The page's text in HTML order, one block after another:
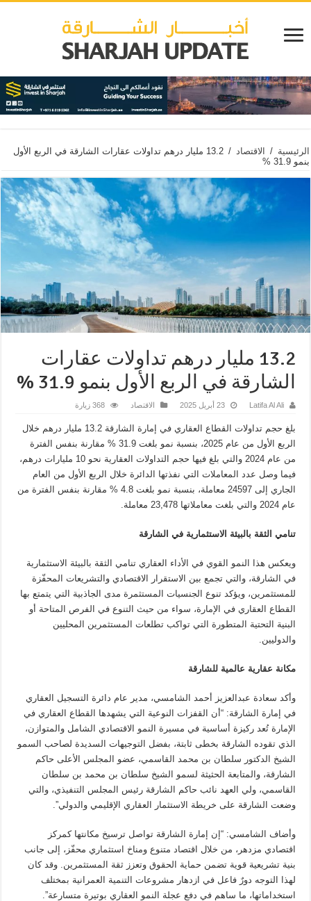
الرئيسية / الاقتصاد /
13.2 مليار درهم تداولات عقارات الشارقة في الربع الأول
بنمو 31.9 %
13.2 مليار درهم تداولات عقارات
الشارقة في الربع الأول بنمو 31.9 %
Latifa Al Ali 23 أبريل 2025 الاقتصاد 368 زيارة
بلغ حجم تداولات القطاع العقاري في إمارة الشارقة 13.2 مليار درهم خلال
الربع الأول من عام 2025، بنسبة نمو بلغت 31.9 % مقارنة بنفس الفترة
من عام 2024 والتي بلغ فيها حجم التداولات العقارية نحو 10 مليارات درهم،
فيما وصل عدد المعاملات التي نفذتها الدائرة خلال الربع الأول من العام
الجاري إلى 24597 معاملة، بنسبة نمو بلغت 4.8 % مقارنة بنفس الفترة من
عام 2024 والتي بلغت معاملاتها 23,478 معاملة
تنامي الثقة بالبيئة الاستثمارية في الشارقة
ويعكس هذا النمو القوي في الأداء العقاري تنامي الثقة بالبيئة الاستثمارية
في الشارقة، والتي تجمع بين الاستقرار الاقتصادي والتشريعات المحفّزة
للمستثمرين، ويؤكد تنوع الجنسيات المستثمرة مدى الجاذبية التي يتمتع بها
القطاع العقاري في الإمارة، سواء من حيث التنوع في الفرص المتاحة أو
البنية التحتية المتطورة التي تواكب تطلعات المستثمرين المحليين
والدوليين
مكانة عقارية عالمية للشارقة
وأكد سعادة عبدالعزيز أحمد الشامسي، مدير عام دائرة التسجيل العقاري
في إمارة الشارقة: “أن القفزات النوعية التي يشهدها القطاع العقاري في
الإمارة تُعد ركيزة أساسية في مسيرة النمو الاقتصادي الشامل والمتوازن،
الذي تقوده الشارقة بخطى ثابتة، بفضل التوجيهات السديدة لصاحب السمو
الشيخ الدكتور سلطان بن محمد القاسمي، عضو المجلس الأعلى حاكم
الشارقة، والمتابعة الحثيثة لسمو الشيخ سلطان بن محمد بن سلطان
القاسمي، ولي العهد نائب حاكم الشارقة رئيس المجلس التنفيذي، والتي
وضعت الشارقة على خريطة الاستثمار العقاري الإقليمي والدولي”.
وأضاف الشامسي: “إن إمارة الشارقة تواصل ترسيخ مكانتها كمركز
اقتصادي مزدهر، من خلال اقتصاد متنوع ومناخ استثماري محفّز، إلى جانب
بنية تشريعية قوية تضمن حماية الحقوق وتعزز ثقة المستثمرين. وقد كان
لهذا التوجه دورٌ فاعل في ازدهار مشروعات التنمية العمرانية بمختلف
استخداماتها، ما ساهم في دفع عجلة النمو العقاري بوتيرة متسارعة”